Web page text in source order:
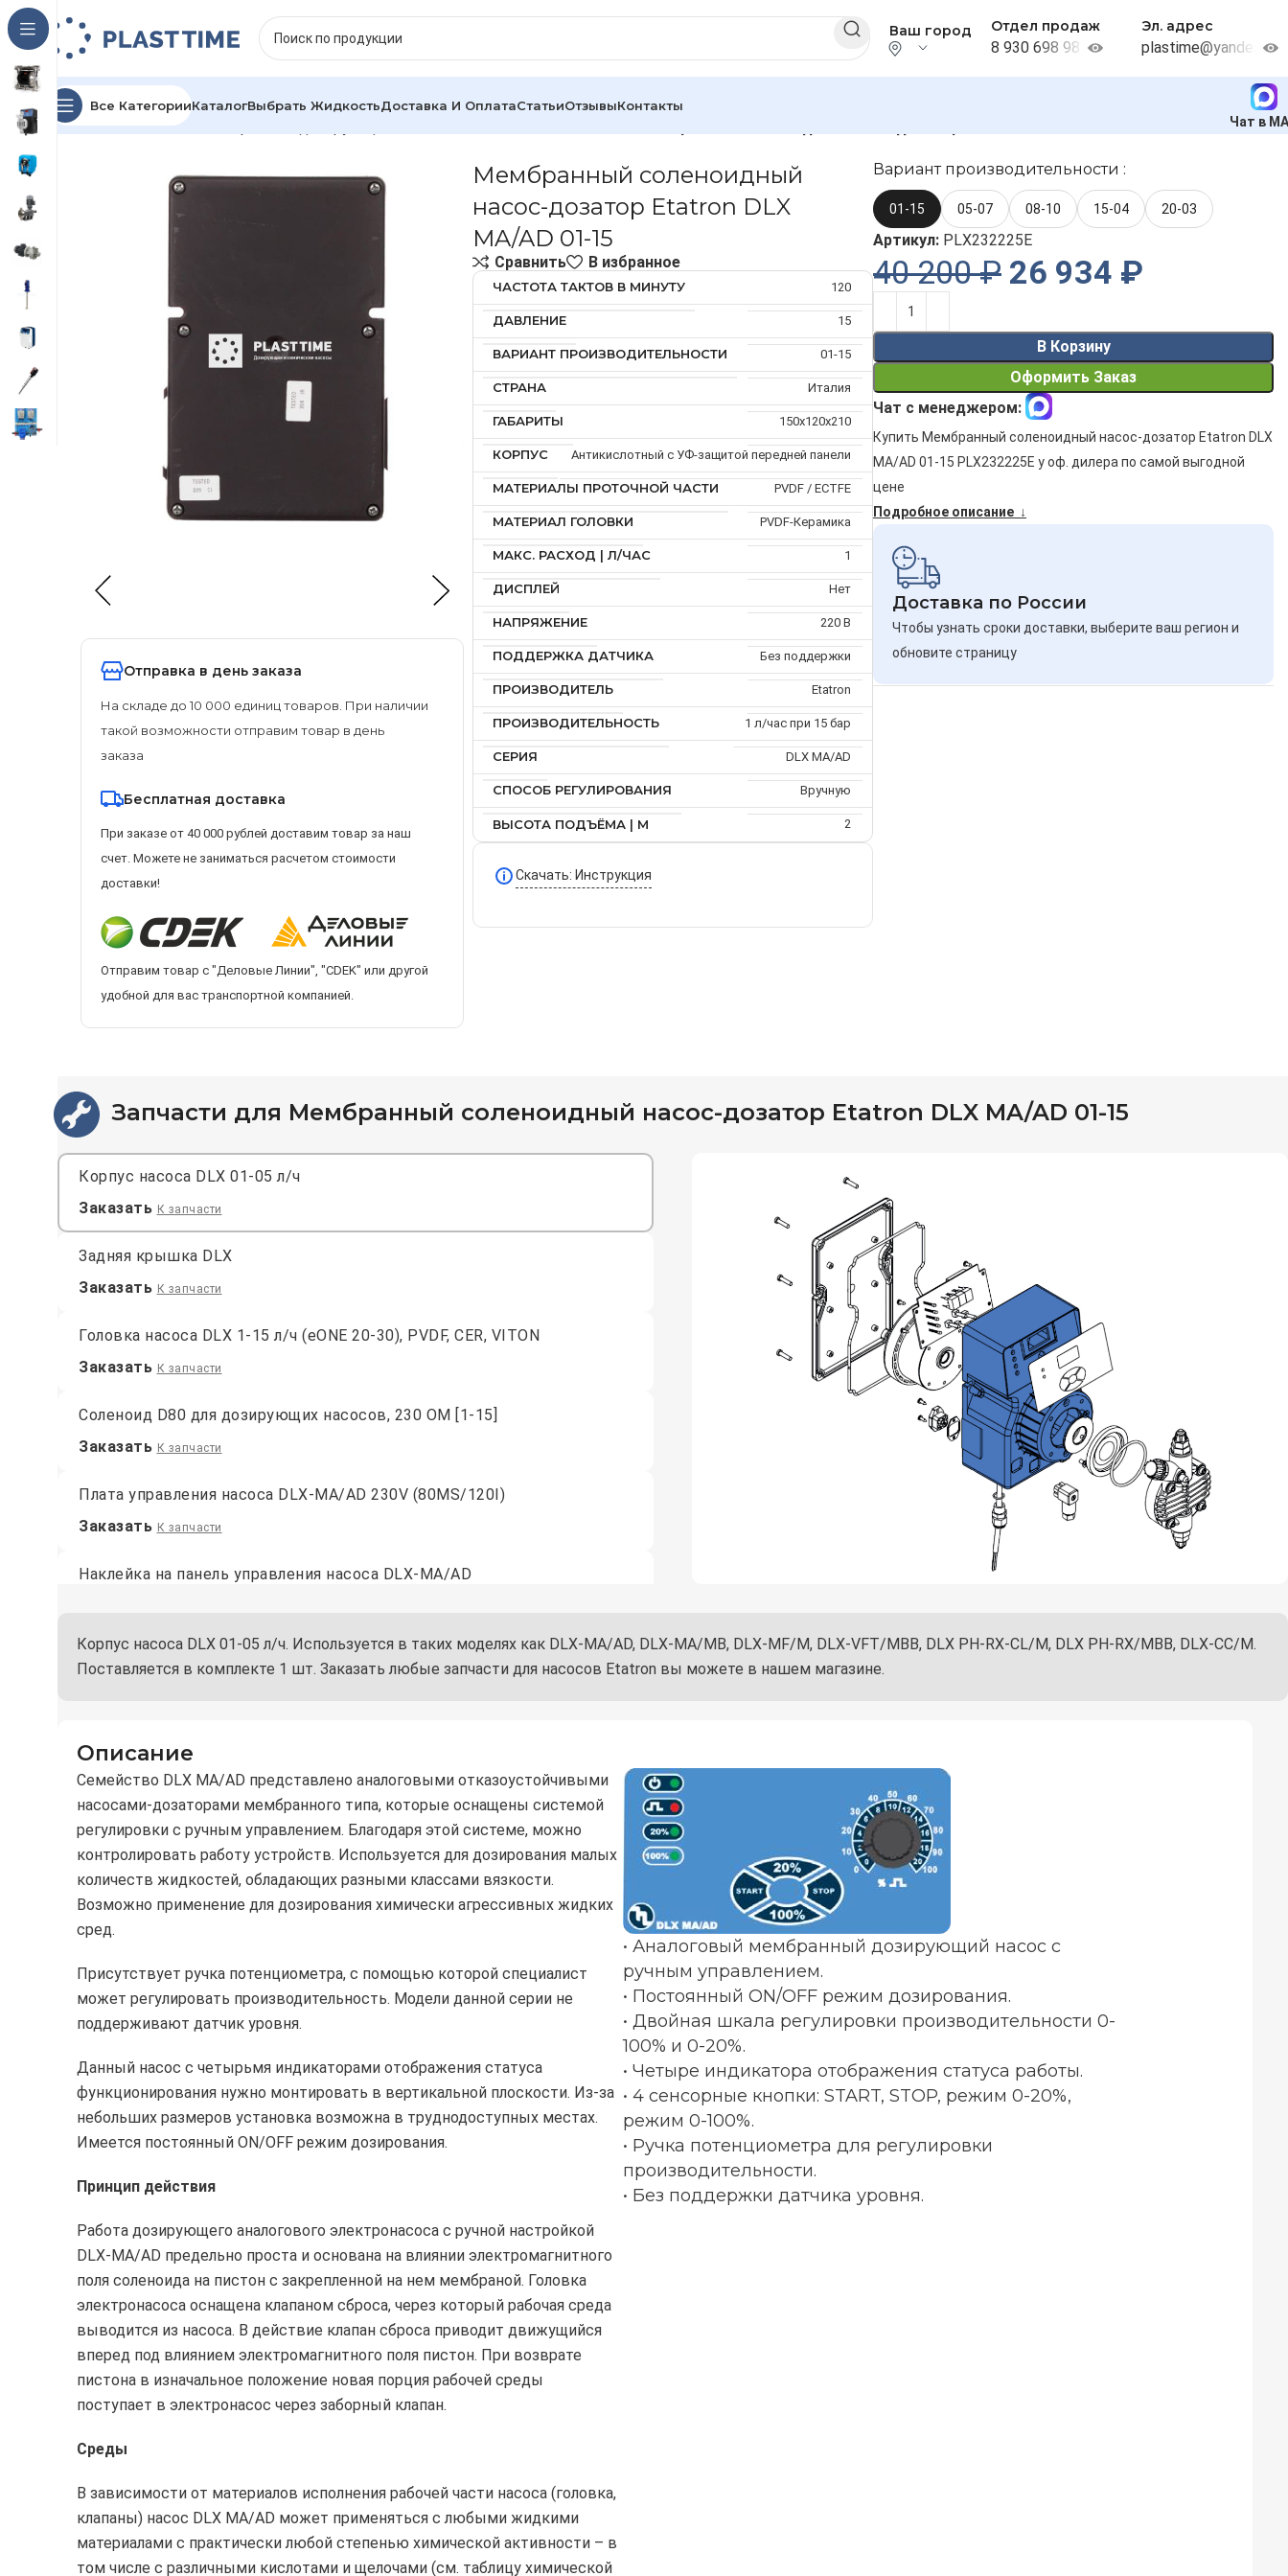
Ваш город Отдел продаж
8 930 698 98 38
Эл. адрес
plastime@yandex.ru
Все КатегорииКаталогВыбрать ЖидкостьДоставка И ОплатаСтатьиОтзывыКонтакты
Чат в
Главная Каталог
Отправка в день заказа
На складе до 10 000 единиц товаров. При наличии
такой возможности отправим товар в день
заказа
Бесплатная доставка
При заказе от 40 000 рублей доставим товар за наш
счет. Можете не заниматься расчетом стоимости
доставки!
Отправим товар с "Деловые Линии", "CDEK" или другой
удобной для вас транспортной компанией.
Мембранный соленоидный
насос-дозатор Etatron DLX
MA/AD 01-15
Сравнить В избранное
ЧАСТОТА ТАКТОВ В МИНУТУ 120
ДАВЛЕНИЕ 15
ВАРИАНТ ПРОИЗВОДИТЕЛЬНОСТИ 01-15
СТРАНА Италия
ГАБАРИТЫ 150х120х210
КОРПУС Антикислотный с УФ-защитой передней панели
МАТЕРИАЛЫ ПРОТОЧНОЙ ЧАСТИ PVDF / ECTFE
МАТЕРИАЛ ГОЛОВКИ PVDF-Керамика
МАКС. РАСХОД | Л/ЧАС 1
ДИСПЛЕЙ Нет
НАПРЯЖЕНИЕ 220 В
ПОДДЕРЖКА ДАТЧИКА Без поддержки
ПРОИЗВОДИТЕЛЬ Etatron
ПРОИЗВОДИТЕЛЬНОСТЬ 1 л/час при 15 бар
СЕРИЯ DLX MA/AD
СПОСОБ РЕГУЛИРОВАНИЯ Вручную
ВЫСОТА ПОДЪЁМА | М 2
Скачать: Инструкция
Вариант производительности :
01-15 05-07 08-10 15-04 20-03
Артикул: PLX232225E
40 200₽ 26 934 ₽
В Корзину
Оформить Заказ
Alternative:
Чат с менеджером:
Купить Мембранный соленоидный насос-дозатор Etatron DLX
MA/AD 01-15 PLX232225E у оф. дилера по самой выгодной
цене
Подробное описание ↓
Доставка по России
Чтобы узнать сроки доставки, выберите ваш регион и
обновите страницу
Запчасти для Мембранный соленоидный насос-дозатор Etatron DLX MA/AD 01-15
Корпус насоса DLX 01-05 л/ч
Заказать К запчасти
Задняя крышка DLX
Заказать К запчасти
Головка насоса DLX 1-15 л/ч (eONE 20-30), PVDF, CER, VITON
Заказать К запчасти
Соленоид D80 для дозирующих насосов, 230 ОМ [1-15]
Заказать К запчасти
Плата управления насоса DLX-MA/AD 230V (80MS/120I)
Заказать К запчасти
Наклейка на панель управления насоса DLX-MA/AD
Прокладка головки насоса PVDF 2-15 л/ч, Витон (10 шт.)
Заказать
Корпус насоса DLX 01-05 л/ч. Используется в таких моделях как DLX-MA/AD, DLX-MA/MB, DLX-MF/M, DLX-VFT/MBB, DLX PH-RX-CL/M, DLX PH-RX/MBB, DLX-CC/M.
Поставляется в комплекте 1 шт. Заказать любые запчасти для насосов Etatron вы можете в нашем магазине.
Описание
Семейство DLX MA/AD представлено аналоговыми отказоустойчивыми
насосами-дозаторами мембранного типа, которые оснащены системой
регулировки с ручным управлением. Благодаря этой системе, можно
контролировать работу устройств. Используется для дозирования малых
количеств жидкостей, обладающих разными классами вязкости.
Возможно применение для дозирования химически агрессивных жидких
сред.
Присутствует ручка потенциометра, с помощью которой специалист
может регулировать производительность. Модели данной серии не
поддерживают датчик уровня.
Данный насос с четырьмя индикаторами отображения статуса
функционирования нужно монтировать в вертикальной плоскости. Из-за
небольших размеров установка возможна в труднодоступных местах.
Имеется постоянный ON/OFF режим дозирования.
Принцип действия
Работа дозирующего аналогового электронасоса с ручной настройкой
DLX-MA/AD предельно проста и основана на влиянии электромагнитного
поля соленоида на пистон с закрепленной на нем мембраной. Головка
электронасоса оснащена клапаном сброса, через который рабочая среда
выводится из насоса. В действие клапан сброса приводит движущийся
вперед под влиянием электромагнитного поля пистон. При возврате
пистона в изначальное положение новая порция рабочей среды
поступает в электронасос через заборный клапан.
Среды
В зависимости от материалов исполнения рабочей части насоса (головка,
клапаны) насос DLX MA/AD может применяться с любыми жидкими
материалами с практически любой степенью химической активности – в
том числе с различными кислотами и щелочами (см. таблицу химической
• Аналоговый мембранный дозирующий насос с
ручным управлением.
• Постоянный ON/OFF режим дозирования.
• Двойная шкала регулировки производительности 0-
100% и 0-20%.
• Четыре индикатора отображения статуса работы.
• 4 сенсорные кнопки: START, STOP, режим 0-20%,
режим 0-100%.
• Ручка потенциометра для регулировки
производительности.
• Без поддержки датчика уровня.